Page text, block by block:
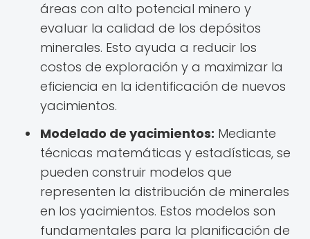
áreas con alto potencial minero y
evaluar la calidad de los depósitos
minerales. Esto ayuda a reducir los
costos de exploración y a maximizar la
eficiencia en la identificación de nuevos
yacimientos.
Modelado de yacimientos: Mediante
técnicas matemáticas y estadísticas, se
pueden construir modelos que
representen la distribución de minerales
en los yacimientos. Estos modelos son
fundamentales para la planificación de